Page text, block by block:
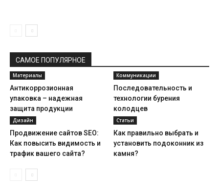
САМОЕ ПОПУЛЯРНОЕ
Материалы
Антикоррозионная
упаковка – надежная
защита продукции
Коммуникации
Последовательность и
технологии бурения
колодцев
Дизайн
Продвижение сайтов SEO:
Как повысить видимость и
трафик вашего сайта?
Статьи
Как правильно выбрать и
установить подоконник из
камня?